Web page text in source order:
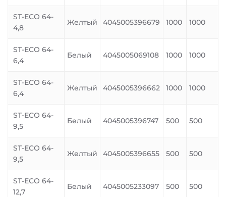
ST-ECO 64-
4,8
Желтый 4045005396679 1000 1000
ST-ECO 64-
6,4
Белый 4045005069108 1000 1000
ST-ECO 64-
6,4
Желтый 4045005396662 1000 1000
ST-ECO 64-
9,5
Белый 4045005396747 500 500
ST-ECO 64-
9,5
Желтый 4045005396655 500 500
ST-ECO 64-
12,7
Белый 4045005233097 500 500